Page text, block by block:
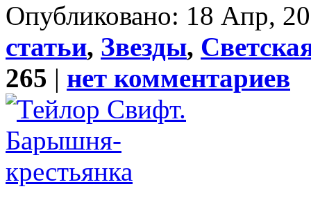
Опубликовано: 18 Апр,
статьи, Звезды,
265 | нет комментариев